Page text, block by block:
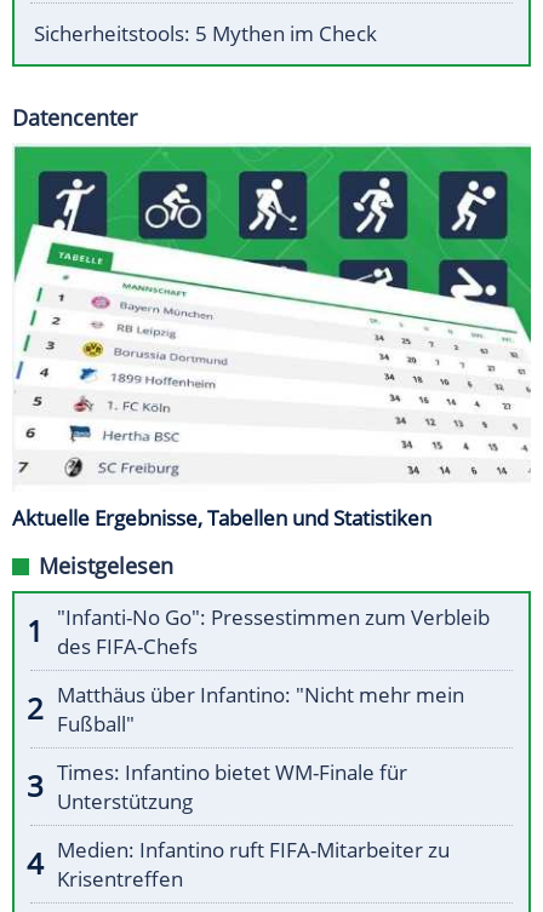
Sicherheitstools: 5 Mythen im Check
Datencenter
Aktuelle Ergebnisse, Tabellen und Statistiken
Meistgelesen
"Infanti-No Go": Pressestimmen zum Verbleib
des FIFA-Chefs
Matthäus über Infantino: "Nicht mehr mein
Fußball"
Times: Infantino bietet WM-Finale für
Unterstützung
Medien: Infantino ruft FIFA-Mitarbeiter zu
Krisentreffen